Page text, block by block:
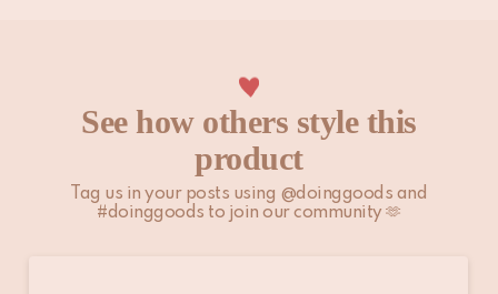
See how others style this
product
Tag us in your posts using @doinggoods and
#doinggoods to join our community 🫶